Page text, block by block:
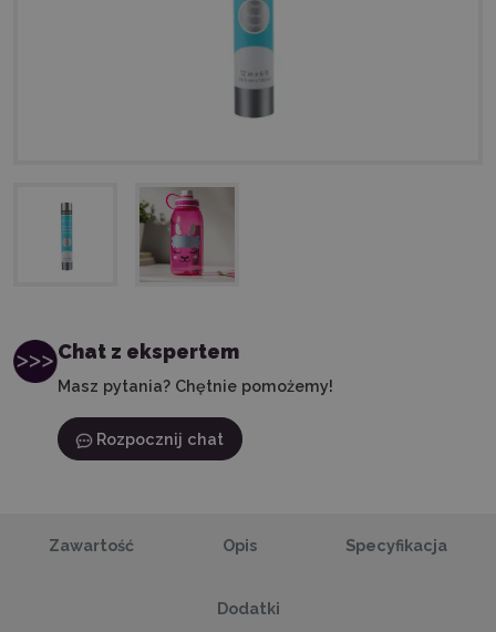
Chat z ekspertem
Masz pytania? Chętnie pomożemy!
Rozpocznij chat
Zawartość Opis Specyfikacja
Dodatki